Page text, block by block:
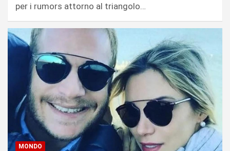
per i rumors attorno al triangolo…
MONDO